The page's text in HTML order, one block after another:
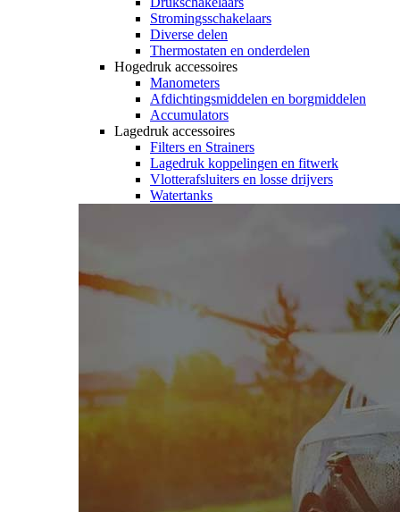
Stromingsschakelaars
Diverse delen
Thermostaten en onderdelen
Hogedruk accessoires
Manometers
Afdichtingsmiddelen en borgmiddelen
Accumulators
Lagedruk accessoires
Filters en Strainers
Lagedruk koppelingen en fitwerk
Vlotterafsluiters en losse drijvers
Watertanks